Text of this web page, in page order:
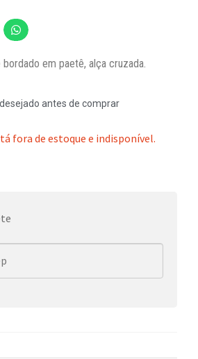
em paetê, alça cruzada.
antes de comprar
fora de estoque e indisponível.